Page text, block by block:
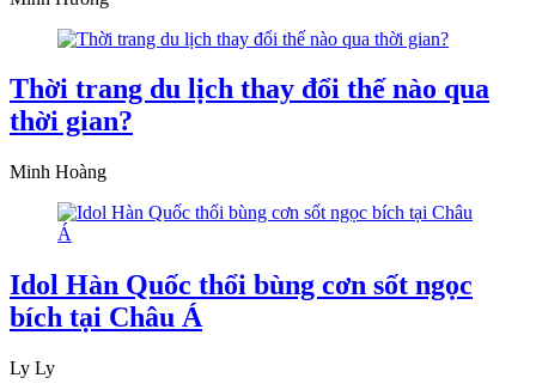
Thời trang du lịch thay đổi thế nào qua
thời gian?
Minh Hoàng
Idol Hàn Quốc thổi bùng cơn sốt ngọc
bích tại Châu Á
Ly Ly